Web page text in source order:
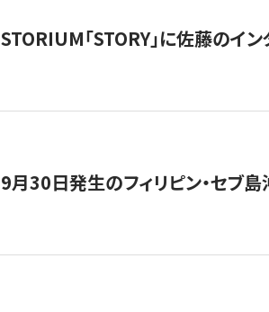
STORIUM「STORY」に佐藤のイ
9月30日発生のフィリピン・セブ